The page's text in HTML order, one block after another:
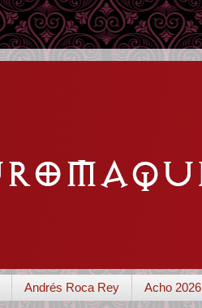
Andrés Roca Rey Acho 2026